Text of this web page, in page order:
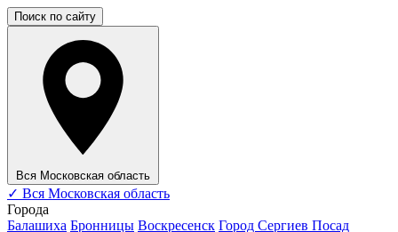
Поиск по сайту
Вся Московская область
✓ Вся Московская область
Города
Балашиха Бронницы Воскресенск Город Сергиев Посад